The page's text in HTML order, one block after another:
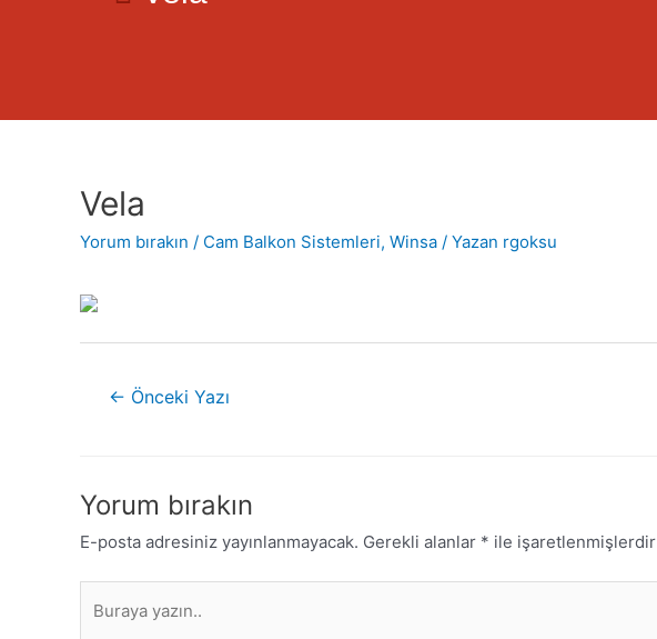
Vela
Yorum bırakın / Cam Balkon Sistemleri, Winsa / Yazan rgoksu
← Önceki Yazı
Yorum bırakın
E-posta adresiniz yayınlanmayacak. Gerekli alanlar * ile işaretlenmişlerdir